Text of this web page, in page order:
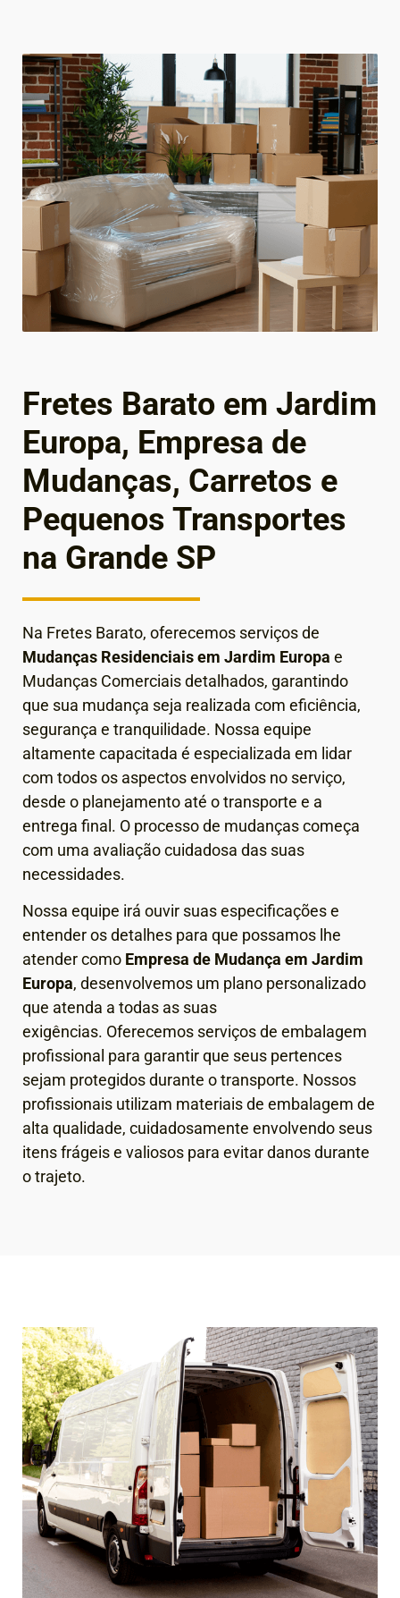
Fretes Barato em Jardim
Europa, Empresa de
Mudanças, Carretos e
Pequenos Transportes
na Grande SP
Na Fretes Barato, oferecemos serviços de
Mudanças Residenciais em Jardim Europa e
Mudanças Comerciais detalhados, garantindo
que sua mudança seja realizada com eficiência,
segurança e tranquilidade. Nossa equipe
altamente capacitada é especializada em lidar
com todos os aspectos envolvidos no serviço,
desde o planejamento até o transporte e a
entrega final. O processo de mudanças começa
com uma avaliação cuidadosa das suas
necessidades.
Nossa equipe irá ouvir suas especificações e
entender os detalhes para que possamos lhe
atender como Empresa de Mudança em Jardim
Europa, desenvolvemos um plano personalizado
que atenda a todas as suas
exigências. Oferecemos serviços de embalagem
profissional para garantir que seus pertences
sejam protegidos durante o transporte. Nossos
profissionais utilizam materiais de embalagem de
alta qualidade, cuidadosamente envolvendo seus
itens frágeis e valiosos para evitar danos durante
o trajeto.